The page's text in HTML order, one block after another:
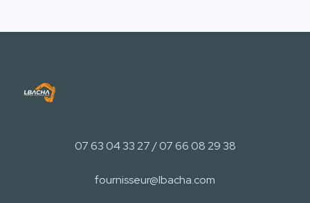
07 63 04 33 27 / 07 66 08 29 38
fournisseur@lbacha.com